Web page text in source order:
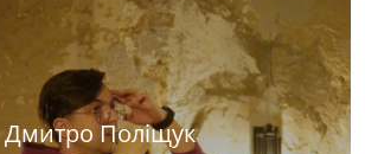
Дмитро Поліщук